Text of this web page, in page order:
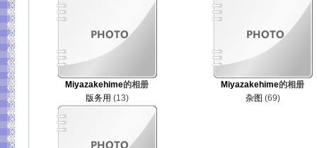
Miyazakehime的相册
版务用 (13)
Miyazakehime的相册
杂图 (69)